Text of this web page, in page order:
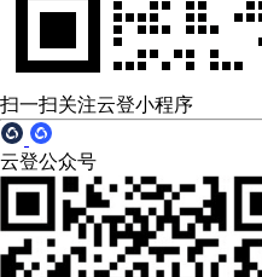
扫一扫关注云登小程序
云登公众号